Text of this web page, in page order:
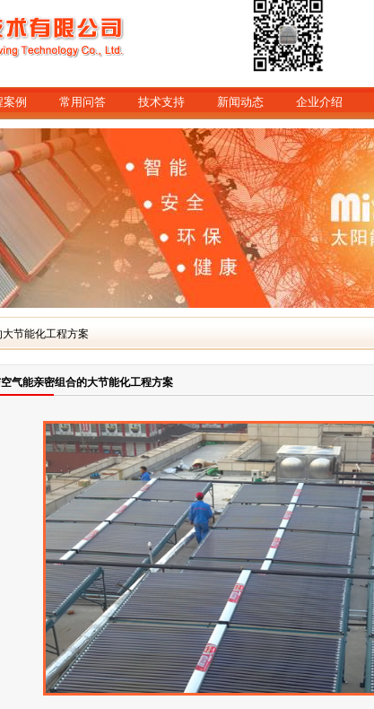
例 常用问答 技术支持 新闻动态 企业介绍
节能化工程方案
气能亲密组合的大节能化工程方案